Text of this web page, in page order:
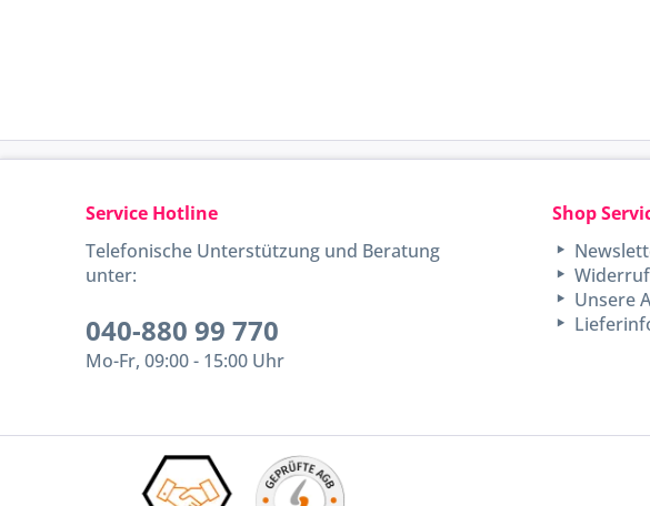
Service Hotline
Telefonische Unterstützung und Beratung
unter:
040-880 99 770
Mo-Fr, 09:00 - 15:00 Uhr
Shop
Unsere